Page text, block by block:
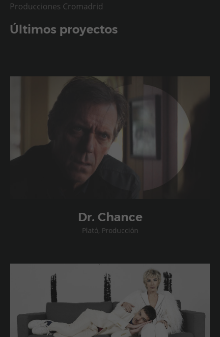
Producciones Cromadrid
Últimos proyectos
Dr. Chance
Plató, Producción